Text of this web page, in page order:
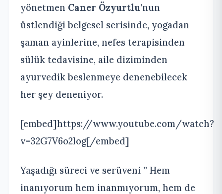
yönetmen Caner Özyurtlu’nun
üstlendiği belgesel serisinde, yogadan
şaman ayinlerine, nefes terapisinden
sülük tedavisine, aile diziminden
ayurvedik beslenmeye denenebilecek
her şey deneniyor.
[embed]https://www.youtube.com/watch?
v=32G7V6o2log[/embed]
Yaşadığı süreci ve serüveni ” Hem
inanıyorum hem inanmıyorum, hem de